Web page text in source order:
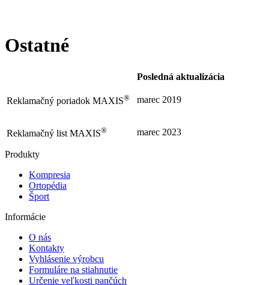
Ostatné
Posledná aktualizácia
Reklamačný poriadok MAXIS® marec 2019
Reklamačný list MAXIS® marec 2023
Produkty
Kompresia
Ortopédia
Šport
Informácie
O nás
Kontakty
Vyhlásenie výrobcu
Formuláre na stiahnutie
Určenie veľkosti pančúch